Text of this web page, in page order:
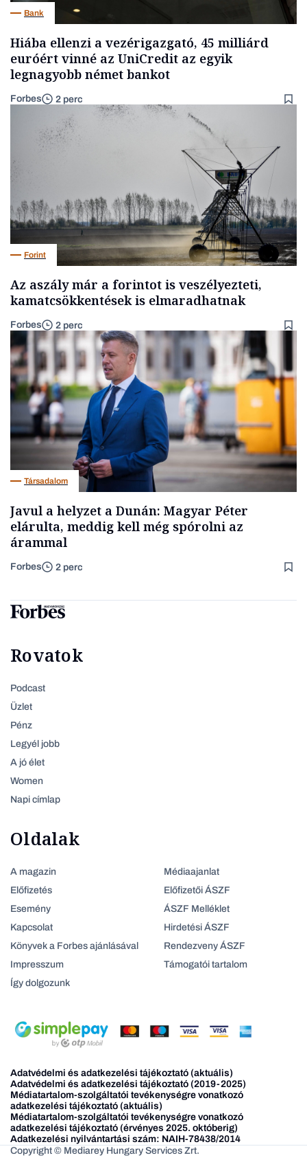
Bank
Hiába ellenzi a vezérigazgató, 45 milliárd
euróért vinné az UniCredit az egyik
legnagyobb német bankot
Forbes 2 perc
Forint
Az aszály már a forintot is veszélyezteti,
kamatcsökkentések is elmaradhatnak
Forbes 2 perc
Társadalom
Javul a helyzet a Dunán: Magyar Péter
elárulta, meddig kell még spórolni az
árammal
Forbes 2 perc
Rovatok
Podcast
Üzlet
Pénz
Legyél jobb
A jó élet
Women
Napi címlap
Oldalak
A magazin
Előfizetés
Esemény
Kapcsolat
Könyvek a Forbes ajánlásával
Impresszum
Így dolgozunk
Médiaajanlat
Előfizetői ÁSZF
ÁSZF Melléklet
Hirdetési ÁSZF
Rendezveny ÁSZF
Támogatói tartalom
Adatvédelmi és adatkezelési tájékoztató (aktuális)
Adatvédelmi és adatkezelési tájékoztató (2019-2025)
Médiatartalom-szolgáltatói tevékenységre vonatkozó
adatkezelési tájékoztató (aktuális)
Médiatartalom-szolgáltatói tevékenységre vonatkozó
adatkezelési tájékoztató (érvényes 2025. októberig)
Adatkezelési nyilvántartási szám: NAIH-78438/2014
Copyright © Mediarey Hungary Services Zrt.